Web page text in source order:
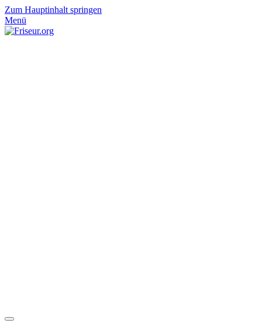
Zum Hauptinhalt springen
Menü